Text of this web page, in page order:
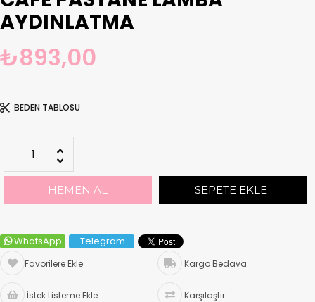
AYDINLATMA
₺893,00
BEDEN TABLOSU
WhatsApp Telegram
Favorilere Ekle Kargo Bedava
İstek Listeme Ekle Karşılaştır